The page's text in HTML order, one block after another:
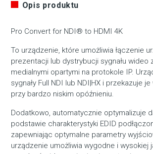
Opis produktu
Pro Convert for NDI® to HDMI 4K
To urządzenie, które umożliwia łączenie
prezentacji lub dystrybucji sygnału wideo
medialnymi opartymi na protokole IP.
sygnały Full NDI lub NDI|HX i przekazuje
przy bardzo niskim opóźnieniu.
Dodatkowo, automatycznie optymalizuje
podstawie charakterystyki EDID
zapewniając optymalne parametry
urządzenie umożliwia wygodne i wysokiej